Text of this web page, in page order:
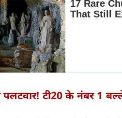
पलटवार! टी20 के नंबर 1